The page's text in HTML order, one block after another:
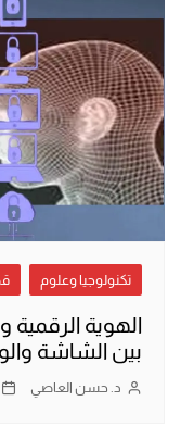
تكنولوجيا وعلوم
الهوية الرقمية
بين الشاشة
د. حسن العاصي